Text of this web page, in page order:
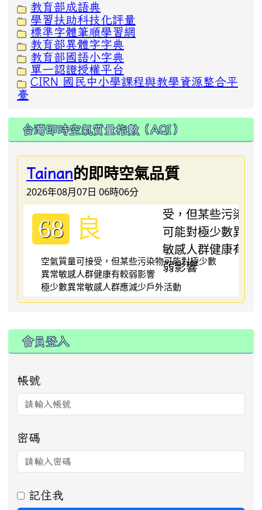
教育部成語典
學習扶助科技化評量
標準字體筆順學習網
教育部異體字字典
教育部國語小字典
單一認證授權平台
CIRN 國民中小學課程與教學資源整合平
臺
台灣即時空氣質量指數（AQI）
Tainan的即時空氣品質
2026年08月07日 06時06分
68 良
空氣質量可接受，但某些污染物可能對極少數
異常敏感人群健康有較弱影響
極少數異常敏感人群應減少戶外活動
:::
會員登入
帳號
密碼
記住我